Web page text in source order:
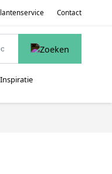
Contact
Inspiratie